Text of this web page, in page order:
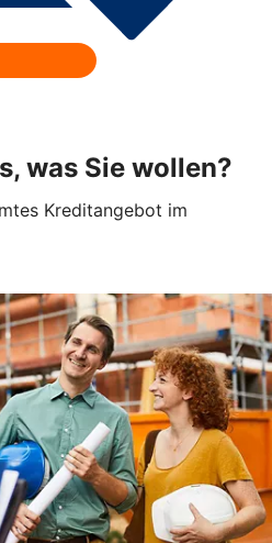
was Sie wollen?
Kreditangebot im